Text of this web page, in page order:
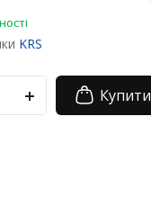
KRS
Купити